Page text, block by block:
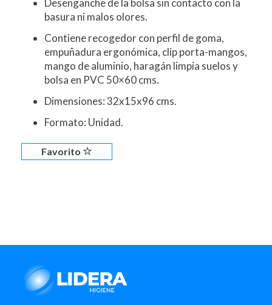
Desenganche de la bolsa sin contacto con la
basura ni malos olores.
Contiene recogedor con perfil de goma,
empuñadura ergonómica, clip porta-mangos,
mango de aluminio, haragán limpia suelos y
bolsa en PVC 50×60 cms.
Dimensiones: 32x15x96 cms.
Formato: Unidad.
Favorito